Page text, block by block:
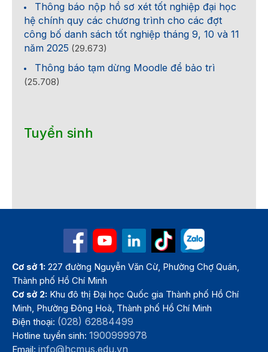
Thông báo nộp hồ sơ xét tốt nghiệp đại học
hệ chính quy các chương trình cho các đợt
công bố danh sách tốt nghiệp tháng 9, 10 và 11
năm 2025 (29.673)
Thông báo tạm dừng Moodle để bảo trì
(25.708)
Tuyển sinh
Cơ sở 1: 227 đường Nguyễn Văn Cừ, Phường Chợ Quán,
Thành phố Hồ Chí Minh
Cơ sở 2: Khu đô thị Đại học Quốc gia Thành phố Hồ Chí
Minh, Phường Đông Hoà, Thành phố Hồ Chí Minh
Điện thoại: (028) 62884499
Hotline tuyển sinh:1900999978
Email:info@hcmus.edu.vn